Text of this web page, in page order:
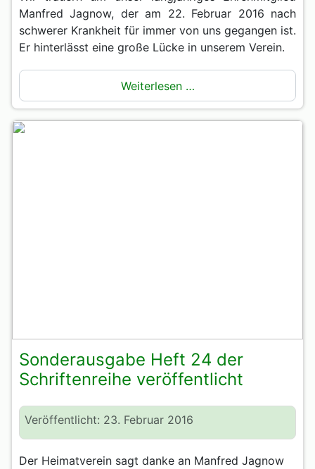
Manfred Jagnow, der am 22. Februar 2016 nach
schwerer Krankheit für immer von uns gegangen ist.
Er hinterlässt eine große Lücke in unserem Verein.
Weiterlesen …
Sonderausgabe Heft 24 der
Schriftenreihe veröffentlicht
Veröffentlicht: 23. Februar 2016
Der Heimatverein sagt danke an Manfred Jagnow